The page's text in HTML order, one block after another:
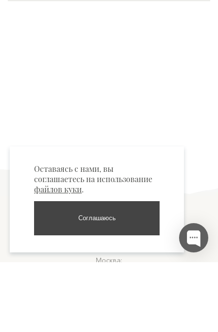
Москва:
Оставаясь с нами, вы
соглашаетесь на использование
файлов куки.
Соглашаюсь